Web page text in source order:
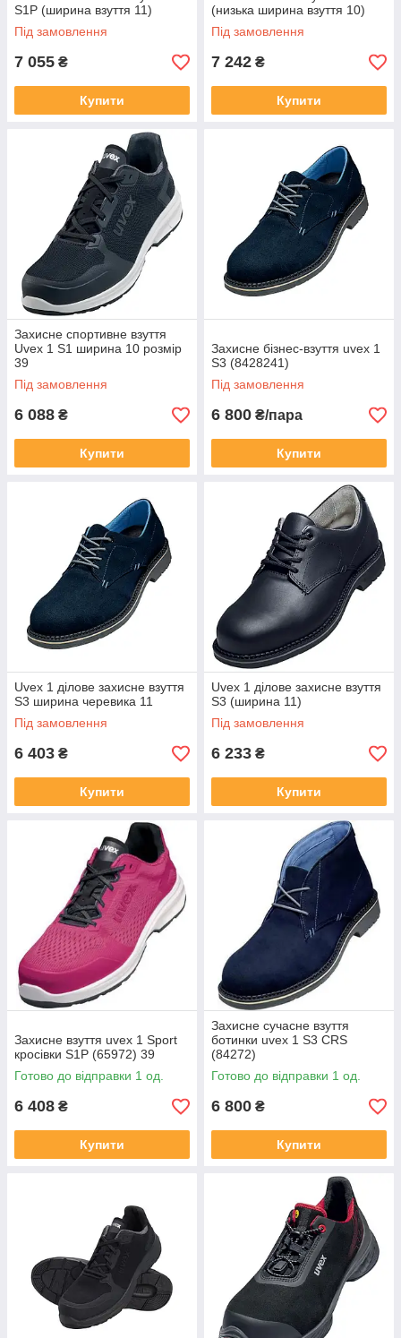
S1P (ширина взуття 11)
Під замовлення
7 055 ₴
Купити
(низька ширина взуття 10)
Під замовлення
7 242 ₴
Купити
Захисне спортивне взуття
Uvex 1 S1 ширина 10 розмір
39
Під замовлення
6 088 ₴
Купити
Захисне бізнес-взуття uvex 1
S3 (8428241)
Під замовлення
6 800 ₴/пара
Купити
Uvex 1 ділове захисне взуття
S3 ширина черевика 11
Під замовлення
6 403 ₴
Купити
Uvex 1 ділове захисне взуття
S3 (ширина 11)
Під замовлення
6 233 ₴
Купити
Захисне взуття uvex 1 Sport
кросівки S1P (65972) 39
Готово до відправки 1 од.
6 408 ₴
Купити
Захисне сучасне взуття
ботинки uvex 1 S3 CRS
(84272)
Готово до відправки 1 од.
6 800 ₴
Купити